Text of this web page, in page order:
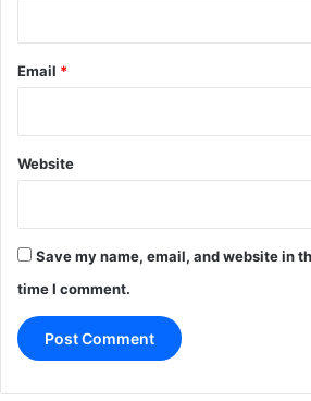
Email *
Website
Save my name, email, and website in
time I comment.